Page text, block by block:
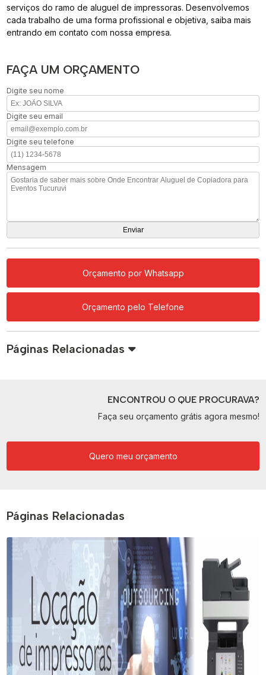
serviços do ramo de aluguel de impressoras. Desenvolvemos
cada trabalho de uma forma profissional e objetiva, saiba mais
entrando em contato com nossa empresa.
FAÇA UM ORÇAMENTO
Digite seu nome
Digite seu email
Digite seu telefone
Mensagem
Orçamento por Whatsapp
Orçamento pelo Telefone
Páginas Relacionadas
ENCONTROU O QUE PROCURAVA?
Faça seu orçamento grátis agora mesmo!
Quero meu orçamento
Páginas Relacionadas